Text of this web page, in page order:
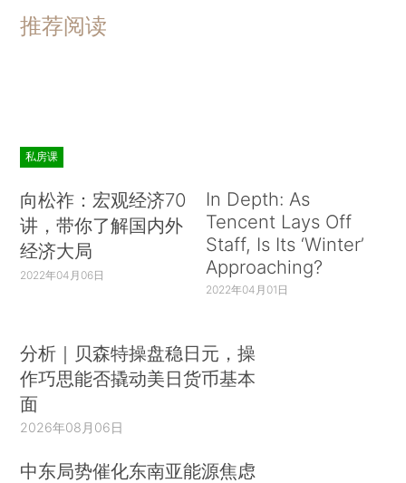
推荐阅读
私房课
向松祚：宏观经济70
讲，带你了解国内外
经济大局
2022年04月06日
In Depth: As
Tencent Lays Off
Staff, Is Its ‘Winter’
Approaching?
2022年04月01日
分析｜贝森特操盘稳日元，操
作巧思能否撬动美日货币基本
面
2026年08月06日
中东局势催化东南亚能源焦虑